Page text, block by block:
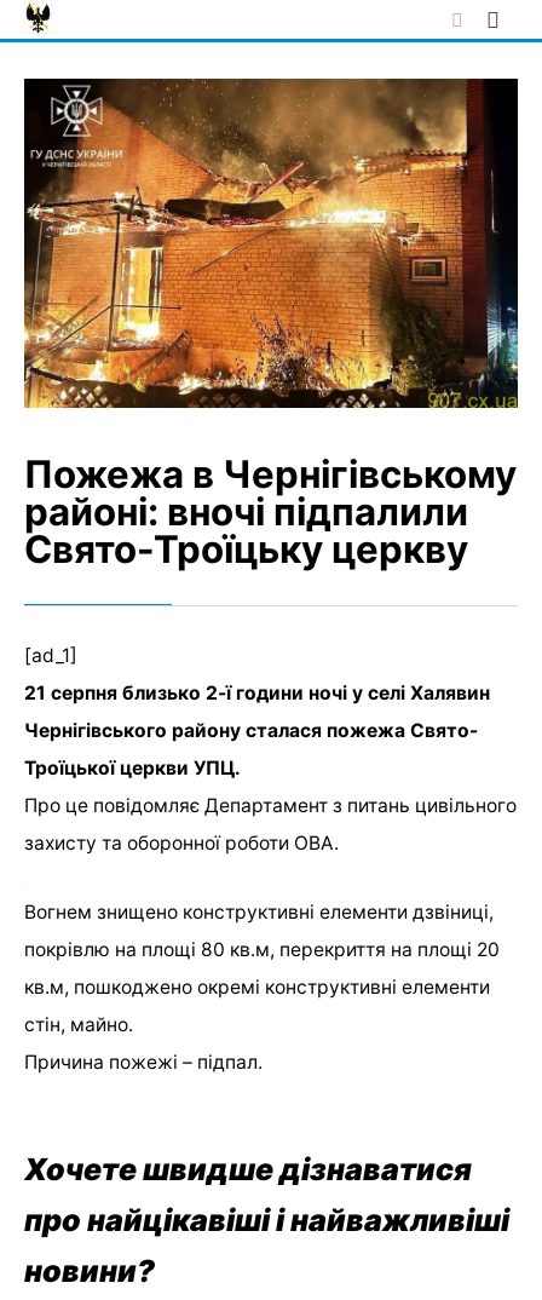
Skip
to
Пожежа в Чернігівському
районі: вночі підпалили
Свято-Троїцьку церкву
[ad_1]
21 серпня близько 2-ї години ночі у селі Халявин
Чернігівського району сталася пожежа Свято-
Троїцької церкви УПЦ.
Про це повідомляє Департамент з питань цивільного
захисту та оборонної роботи ОВА.
Вогнем знищено конструктивні елементи дзвіниці,
покрівлю на площі 80 кв.м, перекриття на площі 20
кв.м, пошкоджено окремі конструктивні елементи
стін, майно.
Причина пожежі – підпал.
Хочете швидше дізнаватися
про найцікавіші і найважливіші
новини?